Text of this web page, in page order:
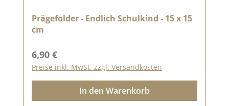
Prägefolder - Endlich Schulkind - 15 x 15
cm
Regulärer Preis:
6,90 €
Preise inkl. MwSt. zzgl. Versandkosten
In den Warenkorb